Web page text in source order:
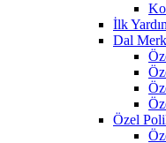
İlk
Dal
Özel